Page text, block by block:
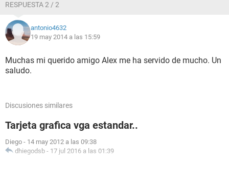
RESPUESTA 2 / 2
antonio4632
19 may 2014 a las 15:59
Muchas mi querido amigo Alex me ha servido de mucho. Un
saludo.
Discusiones similares
Tarjeta grafica vga estandar..
Diego - 14 may 2012 a las 09:38
dhiegodsb - 17 jul 2016 a las 01:39